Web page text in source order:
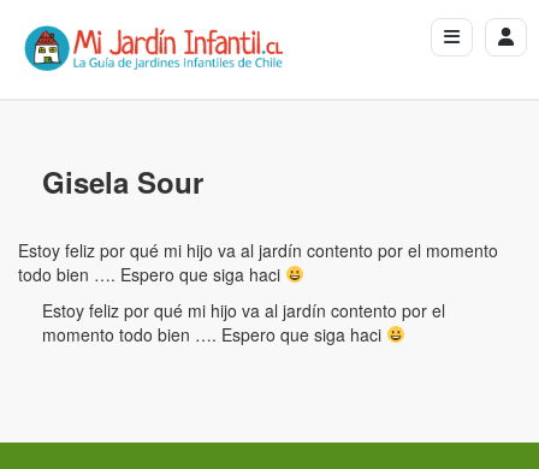
Gisela Sour
Estoy feliz por qué mi hijo va al jardín contento por el momento
todo bien …. Espero que siga haci
Estoy feliz por qué mi hijo va al jardín contento por el
momento todo bien …. Espero que siga haci